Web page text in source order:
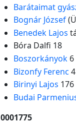
Barátaimat
Bognár József
Benedek Lajos
Bóra Dalfi 18
Boszorkányok6
Bizonfy Ferenc 4
Birinyi Lajos 176
Budai
0001775